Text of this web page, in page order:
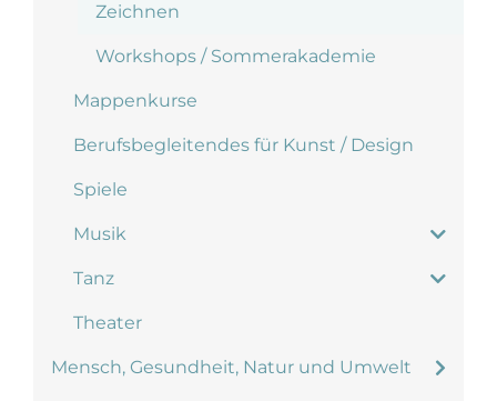
Zeichnen
Workshops / Sommerakademie
Mappenkurse
Berufsbegleitendes für Kunst / Design
Spiele
Musik
Tanz
Theater
Mensch, Gesundheit, Natur und Umwelt